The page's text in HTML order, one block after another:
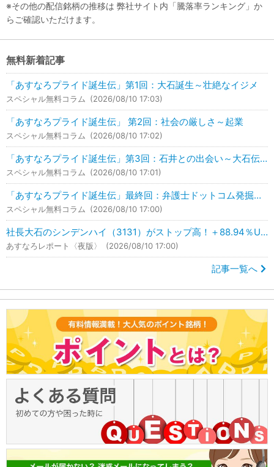
※その他の配信銘柄の推移は 弊社サイト内「騰落率ランキング」か
らご確認いただけます。
無料新着記事
「あすなろプライド誕生伝」第1回：大石誕生～壮絶なイジメ
スペシャル無料コラム (2026/08/10 17:03)
「あすなろプライド誕生伝」 第2回：社会の厳しさ～起業
スペシャル無料コラム (2026/08/10 17:02)
「あすなろプライド誕生伝」第3回：石井との出会い～大石伝説の銘柄推奨
スペシャル無料コラム (2026/08/10 17:01)
「あすなろプライド誕生伝」最終回：弁護士ドットコム発掘～あすなろプライド
スペシャル無料コラム (2026/08/10 17:00)
社長大石のシンデンハイ（3131）がストップ高！＋88.94％UP！
あすなろレポート〈夜版〉 (2026/08/10 17:00)
記事一覧へ